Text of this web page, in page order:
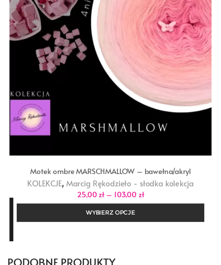
Motek ombre MARSCHMALLOW – bawełna/akryl
KOLEKCJE, Marcig Rękodzieło - słodka kolekcja
25,00 zł – 103,00 złZakres
cen:
do
WYBIERZ OPCJE
PODOBNE PRODUKTY